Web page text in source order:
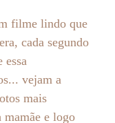
filme lindo que
cada segundo
essa
vejam a
mais
e logo